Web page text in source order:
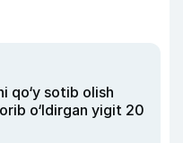
qo‘y sotib olish
o‘ldirgan yigit 20